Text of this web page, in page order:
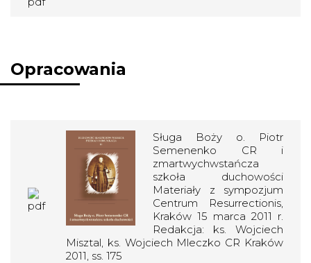
Opracowania
Sługa Boży o. Piotr
Semenenko CR i
zmartwychwstańcza
szkoła duchowości
Materiały z sympozjum
Centrum Resurrectionis,
Kraków 15 marca 2011 r.
Redakcja: ks. Wojciech
Misztal, ks. Wojciech Mleczko CR Kraków
2011, ss. 175